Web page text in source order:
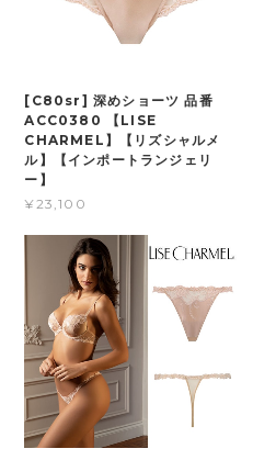
[C80sr] 深めショーツ 品番
ACC0380 【LISE
CHARMEL】【リズシャルメ
ル】【インポートランジェリ
ー】
¥23,100